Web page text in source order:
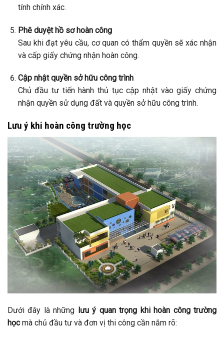
tính chính xác.
Phê duyệt hồ sơ hoàn công
Sau khi đạt yêu cầu, cơ quan có thẩm quyền sẽ xác nhận
và cấp giấy chứng nhận hoàn công.
Cập nhật quyền sở hữu công trình
Chủ đầu tư tiến hành thủ tục cập nhật vào giấy chứng
nhận quyền sử dụng đất và quyền sở hữu công trình.
Lưu ý khi hoàn công trường học
Dưới đây là những lưu ý quan trọng khi hoàn công trường
họcmà chủ đầu tư và đơn vị thi công cần nắm rõ: